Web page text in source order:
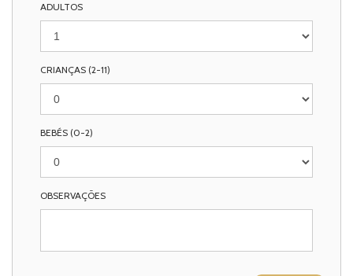
ADULTOS
CRIANÇAS (2-11)
BEBÉS (0-2)
OBSERVAÇÕES